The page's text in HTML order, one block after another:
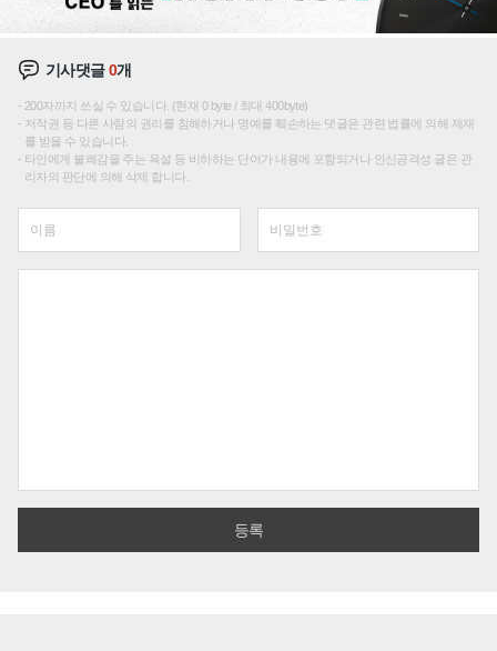
기사댓글0개
200자까지 쓰실 수 있습니다. (현재 0 byte / 최대 400byte)
저작권 등 다른 사람의 권리를 침해하거나 명예를 훼손하는 댓글은 관련 법률에 의해 제재
를 받을 수 있습니다.
타인에게 불쾌감을 주는 욕설 등 비하하는 단어가 내용에 포함되거나 인신공격성 글은 관
리자의 판단에 의해 삭제 합니다.